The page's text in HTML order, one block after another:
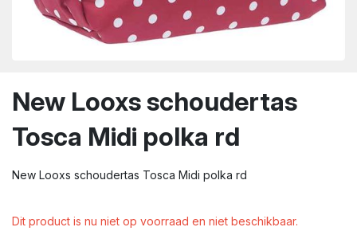
New Looxs schoudertas
Tosca Midi polka rd
New Looxs schoudertas Tosca Midi polka rd
Dit product is nu niet op voorraad en niet beschikbaar.